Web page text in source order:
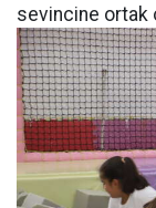
sevincine ortak